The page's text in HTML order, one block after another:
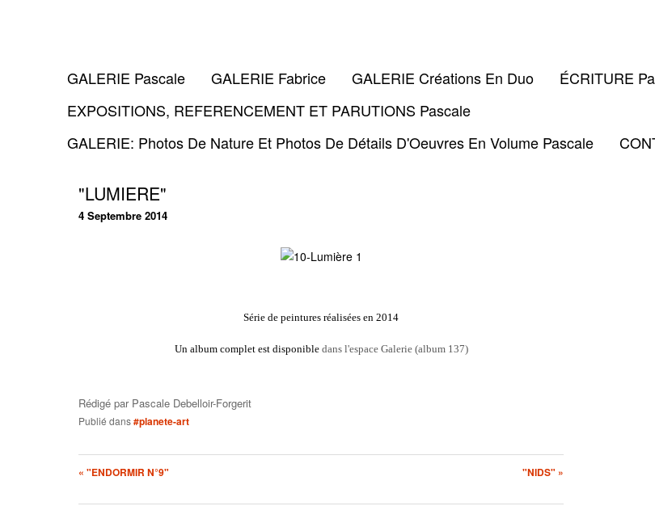
GALERIE Pascale GALERIE Fabrice GALERIE Créations En Duo ÉCRITURE
EXPOSITIONS, REFERENCEMENT ET PARUTIONS Pascale
GALERIE: Photos De Nature Et Photos De Détails D'Oeuvres En Volume Pascale
"LUMIERE"
4 Septembre 2014
Série de peintures réalisées en 2014
Un album complet est disponible dans l'espace Galerie (album 137)
Rédigé par Pascale Debelloir-Forgerit
Publié dans#planete-art
« "ENDORMIR N°9" "NIDS" »